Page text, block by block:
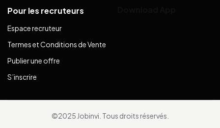
Pour les recruteurs
Espace recruteur
Termes et Conditions de Vente
Publier une offre
S’inscrire
©2025 Jobinvi. Tous droits réservés.